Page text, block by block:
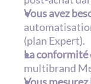
Vous avez
(plan Expert).
La
multibrand